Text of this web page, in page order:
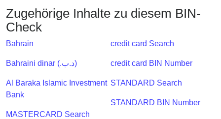
BIN
Checker
/
Validator
Zugehörige Inhalte zu diesem BIN-
Check
Bahrain
Bahraini dinar (.د.ب)
Al Baraka Islamic Investment
Bank
MASTERCARD Search
credit card Search
credit card BIN Number
STANDARD Search
STANDARD BIN Number